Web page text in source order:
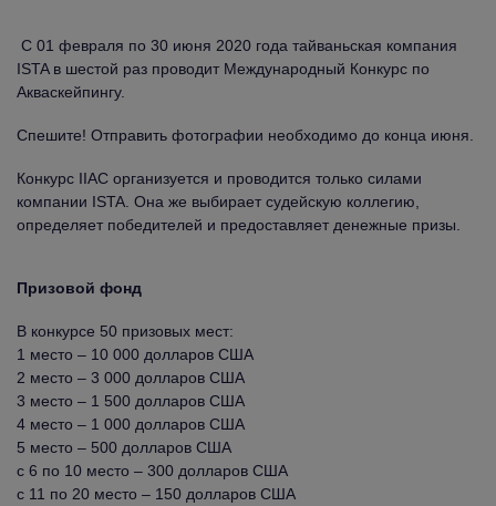
С 01 февраля по 30 июня 2020 года тайваньская компания
ISTA в шестой раз проводит Международный Конкурс по
Акваскейпингу.
Спешите! Отправить фотографии необходимо до конца июня.
Конкурс IIAC организуется и проводится только силами
компании ISTA. Она же выбирает судейскую коллегию,
определяет победителей и предоставляет денежные призы.
Призовой фонд
В конкурсе 50 призовых мест:
1 место – 10 000 долларов США
2 место – 3 000 долларов США
3 место – 1 500 долларов США
4 место – 1 000 долларов США
5 место – 500 долларов США
с 6 по 10 место – 300 долларов США
с 11 по 20 место – 150 долларов США